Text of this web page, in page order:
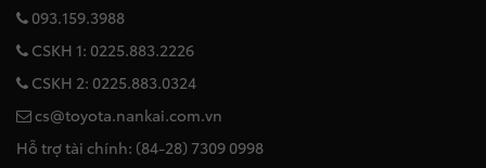
093.159.3988
CSKH 1: 0225.883.2226
CSKH 2: 0225.883.0324
cs@toyota.nankai.com.vn
Hỗ trợ tài chính: (84-28) 7309 0998